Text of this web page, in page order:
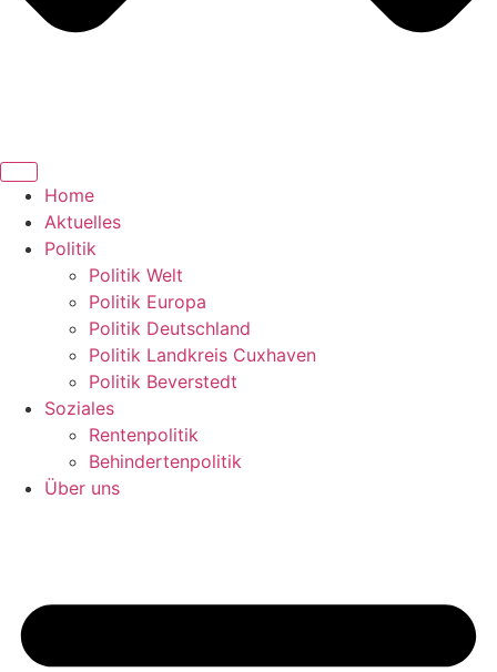
Home
Aktuelles
Politik
Politik Welt
Politik Europa
Politik Deutschland
Politik Landkreis Cuxhaven
Politik Beverstedt
Soziales
Rentenpolitik
Behindertenpolitik
Über uns